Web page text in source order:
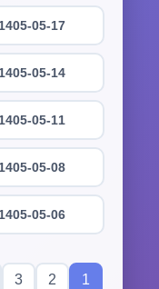
1405-05-17
1405-05-14
1405-05-11
1405-05-08
1405-05-06
1
2
3